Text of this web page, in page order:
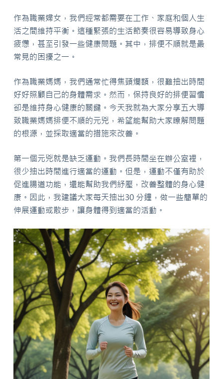
作為職業婦女，我們經常都需要在工作、家庭和個人生
活之間維持平衡。這種緊張的生活節奏很容易導致身心
疲憊，甚至引發一些健康問題。其中，排便不順就是最
常見的困擾之一。
作為職業媽媽，我們通常忙得焦頭爛額，很難抽出時間
好好照顧自己的身體需求。然而，保持良好的排便習慣
卻是維持身心健康的關鍵。今天我就為大家分享五大導
致職業媽媽排便不順的元兇，希望能幫助大家瞭解問題
的根源，並採取適當的措施來改善。
第一個元兇就是缺乏運動。我們長時間坐在辦公室裡，
很少抽出時間進行適當的運動。但是，運動不僅有助於
促進腸道功能，還能幫助我們紓壓，改善整體的身心健
康。因此，我建議大家每天抽出30 分鐘，做一些簡單的
伸展運動或散步，讓身體得到適當的活動。